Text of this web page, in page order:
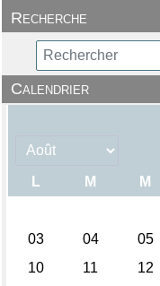
Recherche
Calendrier